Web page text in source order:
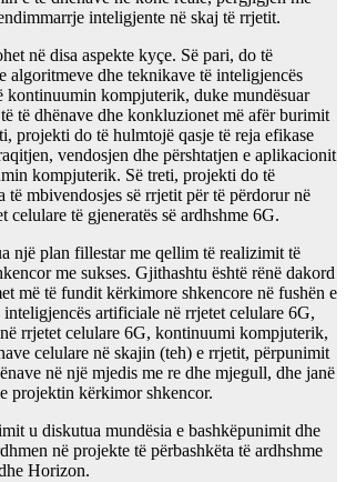
inteligjente në skaj të rrjetit.
në disa aspekte kyçe. Së pari, do të
algoritmeve dhe teknikave të inteligjencës
kontinuumin kompjuterik, duke mundësuar
të dhënave dhe konkluzionet më afër burimit
projekti do të hulmtojë qasje të reja efikase
vendosjen dhe përshtatjen e aplikacionit
kompjuterik. Së treti, projekti do të
të mbivendosjes së rrjetit për të përdorur në
celulare të gjeneratës së ardhshme 6G.
një plan fillestar me qellim të realizimit të
me sukses. Gjithashtu është rënë dakord
më të fundit kërkimore shkencore në fushën e
artificiale në rrjetet celulare 6G,
rrjetet celulare 6G, kontinuumi kompjuterik,
celulare në skajin (teh) e rrjetit, përpunimit
në një mjedis me re dhe mjegull, dhe janë
projektin kërkimor shkencor.
u diskutua mundësia e bashkëpunimit dhe
në projekte të përbashkëta të ardhshme
Horizon.